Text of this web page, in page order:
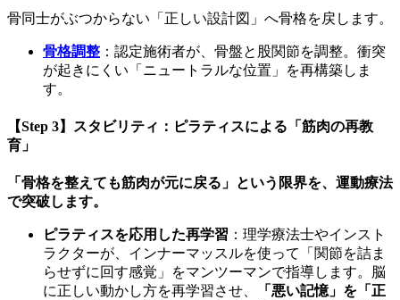
骨同士がぶつからない「正しい設計図」へ骨格を戻します。
骨格調整 ：認定施術者が、骨盤と股関節を調整。衝突
が起きにくい「ニュートラルな位置」を再構築しま
す。
【Step 3】スタビリティ：ピラティスによる「筋肉の再教
育」
「骨格を整えても筋肉が元に戻る」という限界を、運動療法
で突破します。
ピラティスを応用した再学習 ：理学療法士やインスト
ラクターが、インナーマッスルを使って「関節を詰ま
らせずに回す感覚」をマンツーマンで指導します。脳
に正しい動かし方を再学習させ、
「悪い記憶」を「正